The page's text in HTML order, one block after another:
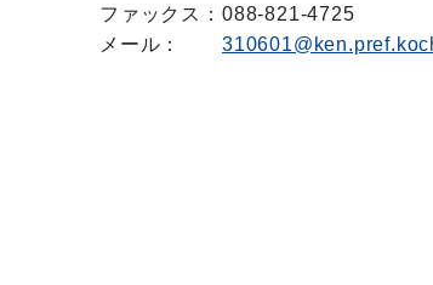
ファックス： 088-821-4725
メール：